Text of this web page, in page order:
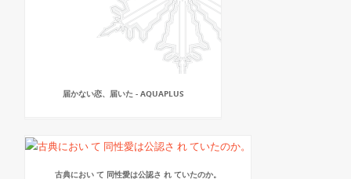
届かない恋、届いた - AQUAPLUS
古典におい て 同性愛は公認さ れ ていたのか。